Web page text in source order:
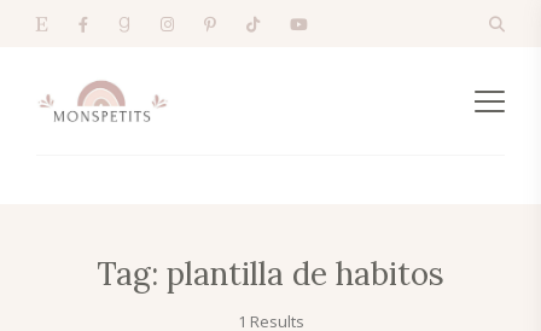
Tag: plantilla de habitos
1 Results